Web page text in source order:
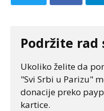
Podržite rad
Ukoliko želite da
"Svi Srbi u Parizu"
donacije preko
kartice.